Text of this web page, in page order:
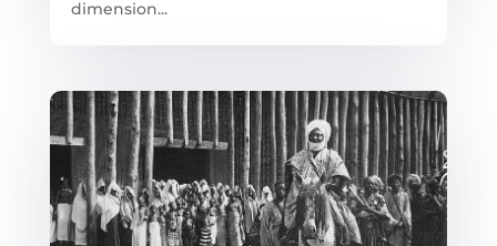
dimension...